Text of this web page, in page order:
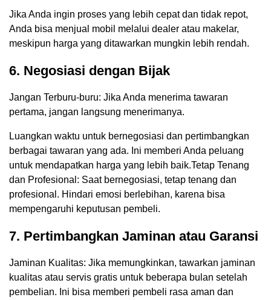
Jika Anda ingin proses yang lebih cepat dan tidak repot,
Anda bisa menjual mobil melalui dealer atau makelar,
meskipun harga yang ditawarkan mungkin lebih rendah.
6. Negosiasi dengan Bijak
Jangan Terburu-buru: Jika Anda menerima tawaran
pertama, jangan langsung menerimanya.
Luangkan waktu untuk bernegosiasi dan pertimbangkan
berbagai tawaran yang ada. Ini memberi Anda peluang
untuk mendapatkan harga yang lebih baik.Tetap Tenang
dan Profesional: Saat bernegosiasi, tetap tenang dan
profesional. Hindari emosi berlebihan, karena bisa
mempengaruhi keputusan pembeli.
7. Pertimbangkan Jaminan atau Garansi
Jaminan Kualitas: Jika memungkinkan, tawarkan jaminan
kualitas atau servis gratis untuk beberapa bulan setelah
pembelian. Ini bisa memberi pembeli rasa aman dan